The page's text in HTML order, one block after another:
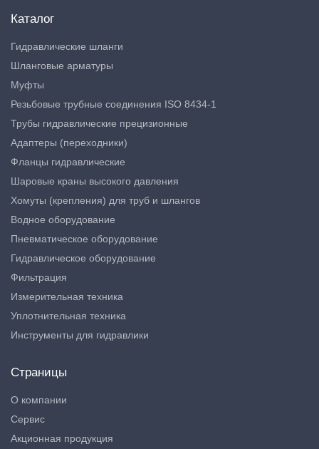
Каталог
Гидравлические шланги
Шланговые арматуры
Муфты
Резьбовые трубные соединения ISO 8434-1
Трубы гидравлические прецизионные
Адаптеры (переходники)
Фланцы гидравлические
Шаровые краны высокого давления
Хомуты (крепления) для труб и шлангов
Водное оборудование
Пневматическое оборудование
Гидравлическое оборудование
Фильтрация
Измерительная техника
Уплотнительная техника
Инструменты для гидравлики
Страницы
О компании
Сервис
Акционная продукция